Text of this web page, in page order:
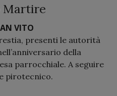
Martire
VITO
presenti le autorità
della
parrocchiale. A seguire
pirotecnico.